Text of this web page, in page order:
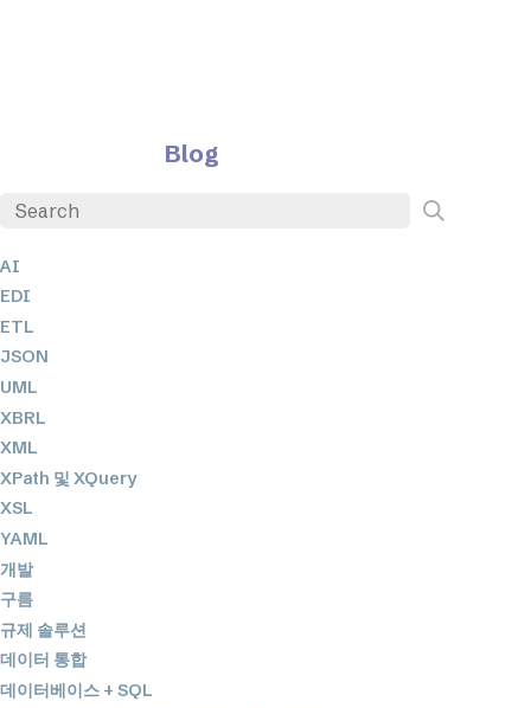
Blog
AI
EDI
ETL
JSON
UML
XBRL
XML
XPath 및 XQuery
XSL
YAML
개발
구름
규제 솔루션
데이터 통합
데이터베이스 + SQL